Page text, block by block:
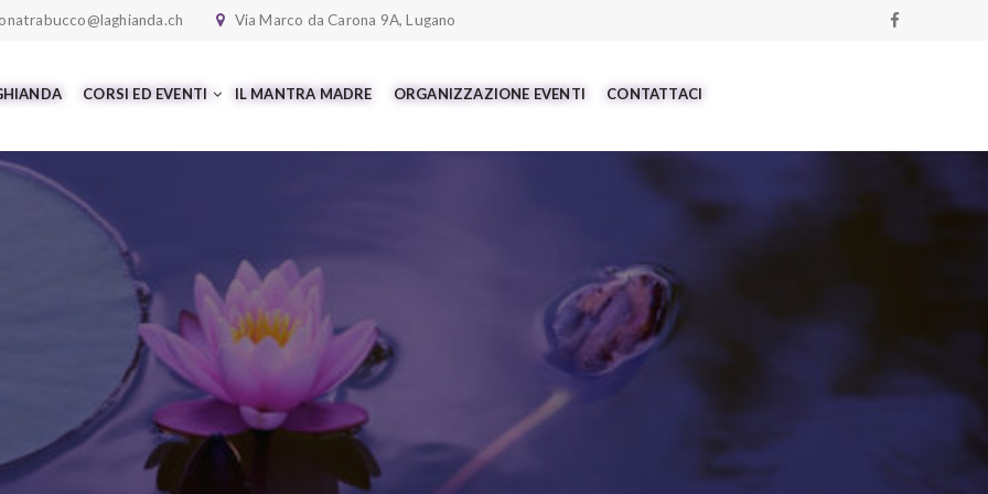
Via Marco da Carona 9A, Lugano
CORSI ED EVENTI IL MANTRA MADRE ORGANIZZAZIONE EVENTI CONTATTACI